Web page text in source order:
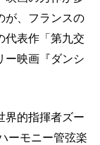
が、フランスの
代表作「第九交
ー映画『ダンシ
界的指揮者ズー
ーモニー管弦楽